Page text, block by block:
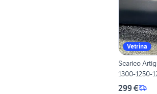
Vetrina
Scarico
1300-1250-
299 €